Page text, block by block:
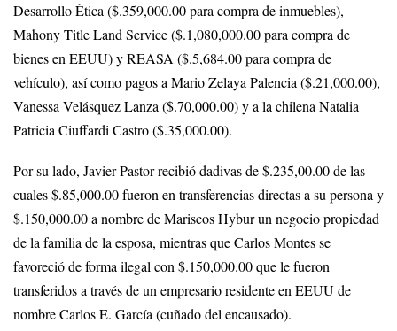
Desarrollo Ética ($.359,000.00 para compra de inmuebles),
Mahony Title Land Service ($.1,080,000.00 para compra de
bienes en EEUU) y REASA ($.5,684.00 para compra de
vehículo), así como pagos a Mario Zelaya Palencia ($.21,000.00),
Vanessa Velásquez Lanza ($.70,000.00) y a la chilena Natalia
Patricia Ciuffardi Castro ($.35,000.00).
Por su lado, Javier Pastor recibió dadivas de $.235,00.00 de las
cuales $.85,000.00 fueron en transferencias directas a su persona y
$.150,000.00 a nombre de Mariscos Hybur un negocio propiedad
de la familia de la esposa, mientras que Carlos Montes se
favoreció de forma ilegal con $.150,000.00 que le fueron
transferidos a través de un empresario residente en EEUU de
nombre Carlos E. García (cuñado del encausado).